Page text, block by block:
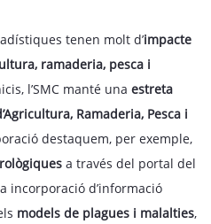
tenen molt d’impacte
ramaderia, pesca i
l’SMC manté una estreta
Ramaderia, Pesca i
destaquem, per exemple,
a través del portal del
incorporació d’informació
models de plagues i malalties,